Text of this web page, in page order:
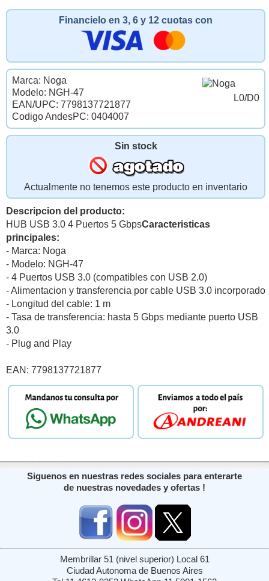
Financielo en 3, 6 y 12 cuotas con
L0/D0
Marca: Noga
Modelo: NGH-47
EAN/UPC: 7798137721877
Codigo AndesPC: 0404007
Sin stock
Actualmente no tenemos este producto en inventario
Descripcion del producto:
HUB USB 3.0 4 Puertos 5 GbpsCaracteristicas
principales:
- Marca: Noga
- Modelo: NGH-47
- 4 Puertos USB 3.0 (compatibles con USB 2.0)
- Alimentacion y transferencia por cable USB 3.0 incorporado
- Longitud del cable: 1 m
- Tasa de transferencia: hasta 5 Gbps mediante puerto USB
3.0
- Plug and Play
EAN: 7798137721877
Siguenos en nuestras redes sociales para enterarte
de nuestras novedades y ofertas !
Membrillar 51 (nivel superior) Local 61
Ciudad Autonoma de Buenos Aires